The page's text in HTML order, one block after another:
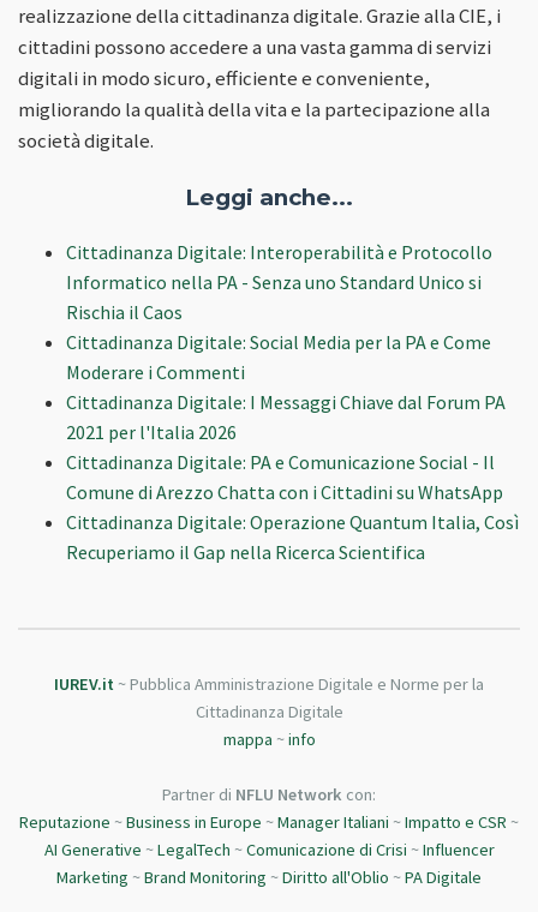
realizzazione della cittadinanza digitale. Grazie alla CIE, i
cittadini possono accedere a una vasta gamma di servizi
digitali in modo sicuro, efficiente e conveniente,
migliorando la qualità della vita e la partecipazione alla
società digitale.
Leggi anche...
Cittadinanza Digitale: Interoperabilità e Protocollo
Informatico nella PA - Senza uno Standard Unico si
Rischia il Caos
Cittadinanza Digitale: Social Media per la PA e Come
Moderare i Commenti
Cittadinanza Digitale: I Messaggi Chiave dal Forum PA
2021 per l'Italia 2026
Cittadinanza Digitale: PA e Comunicazione Social - Il
Comune di Arezzo Chatta con i Cittadini su WhatsApp
Cittadinanza Digitale: Operazione Quantum Italia, Così
Recuperiamo il Gap nella Ricerca Scientifica
IUREV.it ~ Pubblica Amministrazione Digitale e Norme per la
Cittadinanza Digitale
mappa ~info
Partner di NFLU Network con:
Reputazione ~Business in Europe ~Manager Italiani ~Impatto e CSR ~
AI Generative ~LegalTech ~Comunicazione di Crisi ~Influencer
Marketing ~Brand Monitoring ~Diritto all'Oblio ~PA Digitale